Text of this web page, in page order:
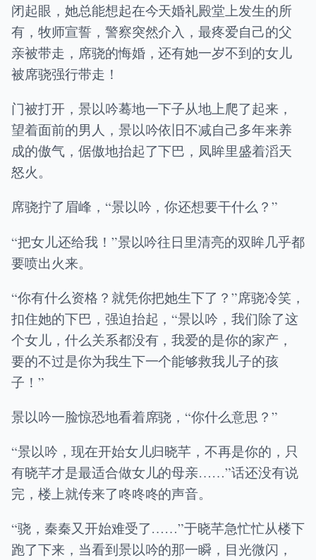
闭起眼，她总能想起在今天婚礼殿堂上发生的所
有，牧师宣誓，警察突然介入，最疼爱自己的父
亲被带走，席骁的悔婚，还有她一岁不到的女儿
被席骁强行带走！
门被打开，景以吟蓦地一下子从地上爬了起来，
望着面前的男人，景以吟依旧不减自己多年来养
成的傲气，倨傲地抬起了下巴，凤眸里盛着滔天
怒火。
席骁拧了眉峰，“景以吟，你还想要干什么？”
“把女儿还给我！”景以吟往日里清亮的双眸几乎都
要喷出火来。
“你有什么资格？就凭你把她生下了？”席骁冷笑，
扣住她的下巴，强迫抬起，“景以吟，我们除了这
个女儿，什么关系都没有，我爱的是你的家产，
要的不过是你为我生下一个能够救我儿子的孩
子！”
景以吟一脸惊恐地看着席骁，“你什么意思？”
“景以吟，现在开始女儿归晓芊，不再是你的，只
有晓芊才是最适合做女儿的母亲……”话还没有说
完，楼上就传来了咚咚咚的声音。
“骁，秦秦又开始难受了……”于晓芊急忙忙从楼下
跑了下来，当看到景以吟的那一瞬，目光微闪，